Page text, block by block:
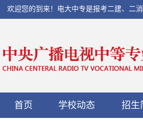
欢迎您的到来！电大中专是报考二建、二
首页 学校动态 招生